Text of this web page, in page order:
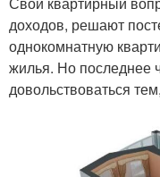
доходов, решают
однокомнатную
жилья. Но последнее
довольствоваться